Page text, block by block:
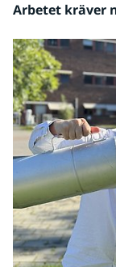
Arbetet kräver